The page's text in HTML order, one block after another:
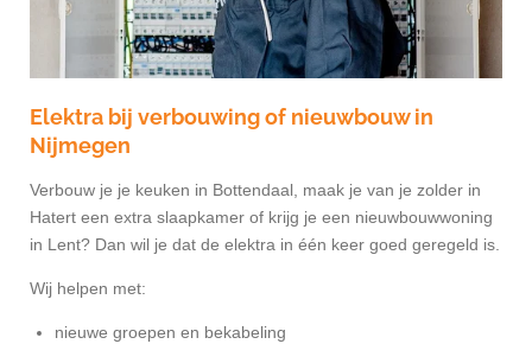
Elektra bij verbouwing of nieuwbouw in
Nijmegen
Verbouw je je keuken in Bottendaal, maak je van je zolder in
Hatert een extra slaapkamer of krijg je een nieuwbouwwoning
in Lent? Dan wil je dat de elektra in één keer goed geregeld is.
Wij helpen met:
nieuwe groepen en bekabeling